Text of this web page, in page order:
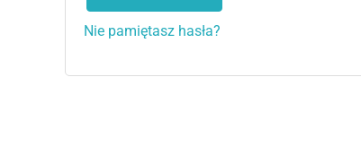
Nie pamiętasz hasła?